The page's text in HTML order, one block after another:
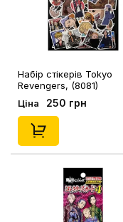
Набір стікерів Tokyo
Revengers, (8081)
Ціна 250 грн